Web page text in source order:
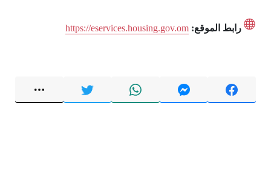
رابط الموقع: https://eservices.housing.gov.om